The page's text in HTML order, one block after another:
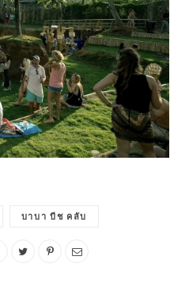
บาบา บีช คลับ